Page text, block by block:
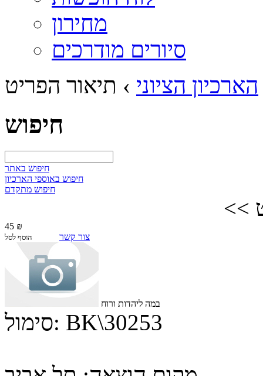
מחירון
סיורים מודרכים
הארכיון הציוני › תיאור הפריט
חיפוש
חיפוש באתר
חיפוש באוספי הארכיון
חיפוש מתקדם
>>
45 ₪
הוסף לסל צור קשר
במה ליהדות ורוח
סימול: BK\30253